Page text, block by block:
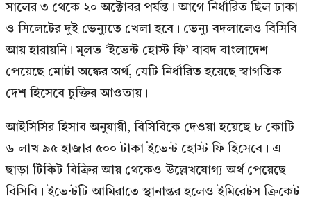
সালের ৩ থেকে ২০ অক্টোবর পর্যন্ত। আগে নির্ধারিত ছিল ঢাকা
ও সিলেটের দুই ভেন্যুতে খেলা হবে। ভেন্যু বদলালেও বিসিবি
আয় হারায়নি। মূলত ‘ইভেন্ট হোস্ট ফি’ বাবদ বাংলাদেশ
পেয়েছে মোটা অঙ্কের অর্থ, যেটি নির্ধারিত হয়েছে স্বাগতিক
দেশ হিসেবে চুক্তির আওতায়।
আইসিসির হিসাব অনুযায়ী, বিসিবিকে দেওয়া হয়েছে ৮ কোটি
৬ লাখ ৯৫ হাজার ৫০০ টাকা ইভেন্ট হোস্ট ফি হিসেবে। এ
ছাড়া টিকিট বিক্রির আয় থেকেও উল্লেখযোগ্য অর্থ পেয়েছে
বিসিবি। ইভেন্টটি আমিরাতে স্থানান্তর হলেও ইমিরেটস ক্রিকেট